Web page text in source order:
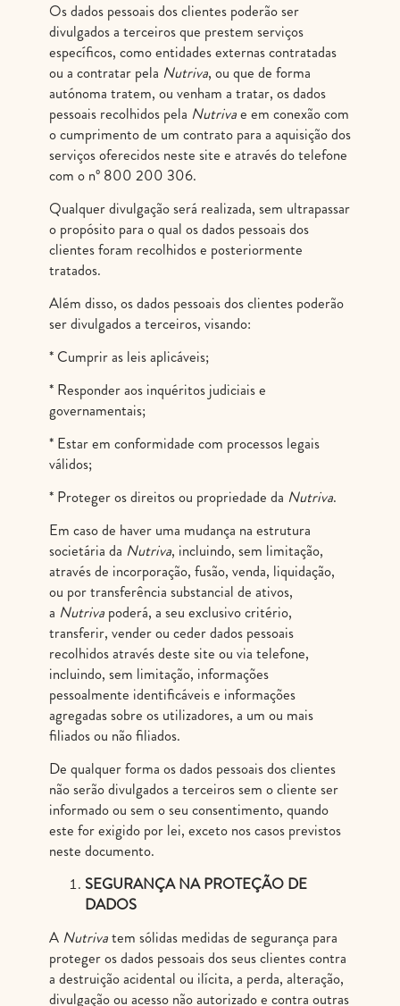
Os dados pessoais dos clientes poderão ser
divulgados a terceiros que prestem serviços
específicos, como entidades externas contratadas
ou a contratar pela Nutriva, ou que de forma
autónoma tratem, ou venham a tratar, os dados
pessoais recolhidos pela Nutrivae em conexão com
o cumprimento de um contrato para a aquisição dos
serviços oferecidos neste site e através do telefone
com o nº 800 200 306.
Qualquer divulgação será realizada, sem ultrapassar
o propósito para o qual os dados pessoais dos
clientes foram recolhidos e posteriormente
tratados.
Além disso, os dados pessoais dos clientes poderão
ser divulgados a terceiros, visando:
* Cumprir as leis aplicáveis;
* Responder aos inquéritos judiciais e
governamentais;
* Estar em conformidade com processos legais
válidos;
* Proteger os direitos ou propriedade da Nutriva.
Em caso de haver uma mudança na estrutura
societária da Nutriva, incluindo, sem limitação,
através de incorporação, fusão, venda, liquidação,
ou por transferência substancial de ativos,
a Nutriva poderá, a seu exclusivo critério,
transferir, vender ou ceder dados pessoais
recolhidos através deste site ou via telefone,
incluindo, sem limitação, informações
pessoalmente identificáveis e informações
agregadas sobre os utilizadores, a um ou mais
filiados ou não filiados.
De qualquer forma os dados pessoais dos clientes
não serão divulgados a terceiros sem o cliente ser
informado ou sem o seu consentimento, quando
este for exigido por lei, exceto nos casos previstos
neste documento.
SEGURANÇA NA PROTEÇÃO DE
DADOS
A Nutrivatem sólidas medidas de segurança para
proteger os dados pessoais dos seus clientes contra
a destruição acidental ou ilícita, a perda, alteração,
divulgação ou acesso não autorizado e contra outras